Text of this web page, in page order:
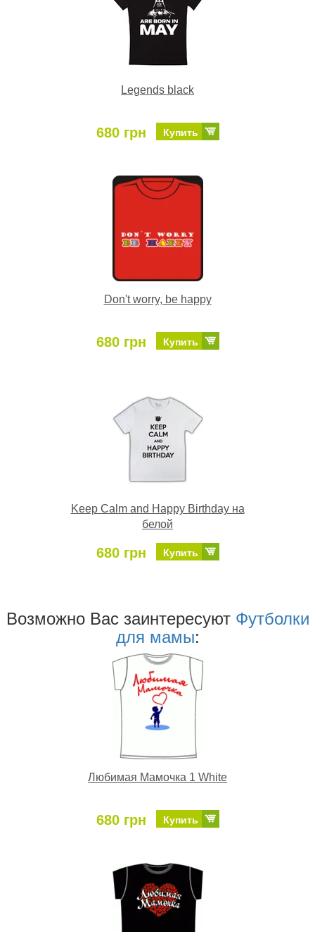
Legends black
680 грн Купить
Don't worry, be happy
680 грн Купить
Keep Calm and Happy Birthday на
белой
680 грн Купить
Возможно Ваc заинтересуют Футболки
для мамы:
Любимая Мамочка 1 White
680 грн Купить